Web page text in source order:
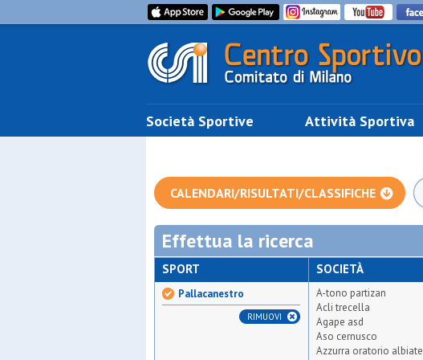
Società Sportive Attività Sportiva
CALENDARI/RISULTATI/CLASSIFICHE
Effettua la ricerca
SPORT
Pallacanestro
RIMUOVI
SOCIETÀ
A-tono partizan
Acli trecella
Agape asd
Aso cernusco
Azzurra oratorio albiate